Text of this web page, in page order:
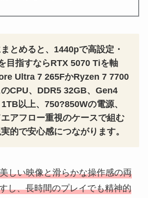
とめると、1440pで高設定・
目指すならRTX 5070 Tiを軸
Ultra 7 265FかRyzen 7 7700
CPU、DDR5 32GB、Gen4
以上、750?850Wの電源、
アフロー重視のケースで組む
的で安心感につながります。
しい映像と滑らかな操作感の両
し、長時間のプレイでも精神的